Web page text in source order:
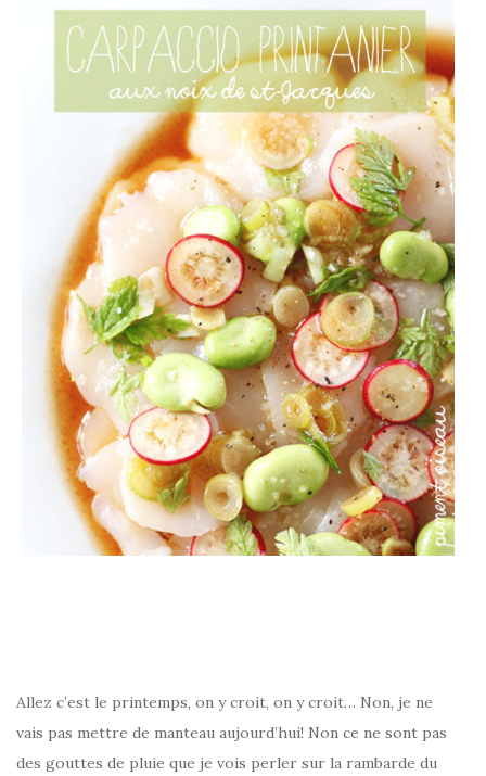
Allez c’est le printemps, on y croit, on y croit… Non, je ne
vais pas mettre de manteau aujourd’hui! Non ce ne sont pas
des gouttes de pluie que je vois perler sur la rambarde du